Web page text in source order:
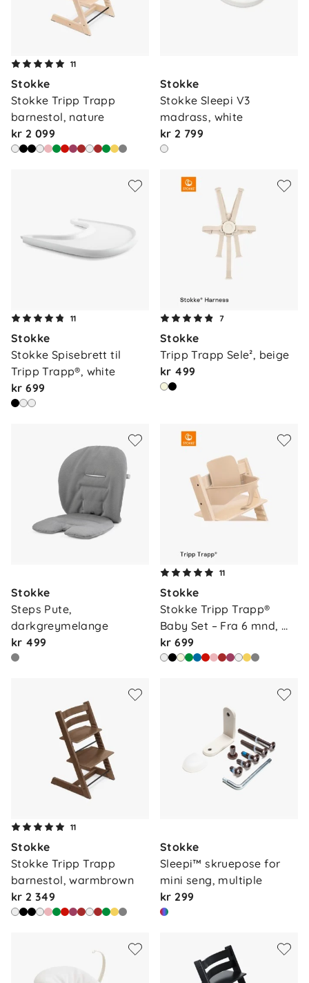
11
Stokke
Stokke Tripp Trapp
barnestol, nature
kr 2 099
Stokke
Stokke Sleepi V3
madrass, white
kr 2 799
11
Stokke
Stokke Spisebrett til
Tripp Trapp®, white
kr 699
7
Stokke
Tripp Trapp Sele², beige
kr 499
Stokke
Steps Pute,
darkgreymelange
kr 499
11
Stokke
Stokke Tripp Trapp®
Baby Set – Fra 6 mnd,
na…
kr 699
11
Stokke
Stokke Tripp Trapp
barnestol, warmbrown
kr 2 349
Stokke
Sleepi™ skruepose for
mini seng, multiple
kr 299